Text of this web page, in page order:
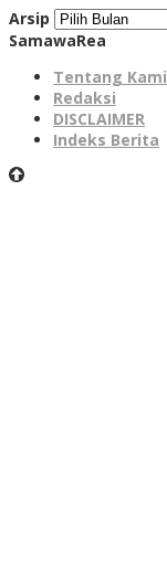
Arsip
SamawaRea
Tentang Kami
Redaksi
DISCLAIMER
Indeks Berita